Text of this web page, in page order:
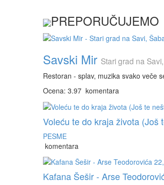
PREPORUČUJEMO
Savski Mir Stari grad na
Restoran - splav, muzika svako veče
Ocena: 3.97 komentara
Voleću te do kraja života (Još
PESME
komentara
Kafana Šešir - Arse